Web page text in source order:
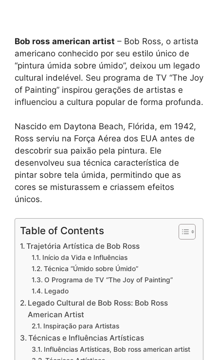
Bob ross american artist – Bob Ross, o artista
americano conhecido por seu estilo único de
“pintura úmida sobre úmido”, deixou um legado
cultural indelével. Seu programa de TV “The Joy
of Painting” inspirou gerações de artistas e
influenciou a cultura popular de forma profunda.
Nascido em Daytona Beach, Flórida, em 1942,
Ross serviu na Força Aérea dos EUA antes de
descobrir sua paixão pela pintura. Ele
desenvolveu sua técnica característica de
pintar sobre tela úmida, permitindo que as
cores se misturassem e criassem efeitos
únicos.
Table of Contents
Trajetória Artística de Bob Ross
Início da Vida e Influências
Técnica “Úmido sobre Úmido”
O Programa de TV “The Joy of Painting”
Legado
Legado Cultural de Bob Ross: Bob Ross
American Artist
Inspiração para Artistas
Técnicas e Influências Artísticas
Influências Artísticas, Bob ross american artist